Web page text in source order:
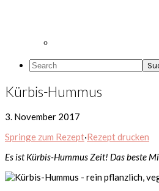
Search
Kürbis-Hummus
3. November 2017
Springe zum Rezept·Rezept drucken
Es ist Kürbis-Hummus Zeit! Das beste